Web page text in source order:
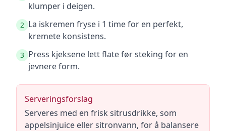
klumper i deigen.
2 La iskremen fryse i 1 time for en perfekt,
kremete konsistens.
3 Press kjeksene lett flate før steking for en
jevnere form.
Serveringsforslag
Serveres med en frisk sitrusdrikke, som
appelsinjuice eller sitronvann, for å balansere